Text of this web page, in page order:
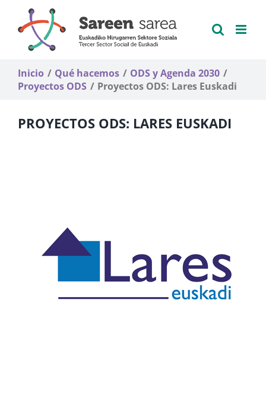
contenido
Inicio Qué hacemos
ODS y Agenda 2030
Proyectos ODS
Proyectos ODS: Lares Euskadi
PROYECTOS ODS: LARES EUSKADI